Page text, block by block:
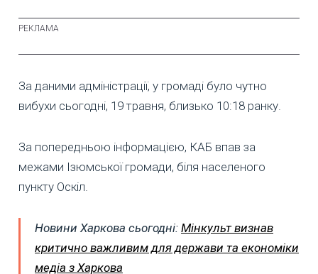
За даними адміністрації, у громаді було чутно
вибухи сьогодні, 19 травня, близько 10:18 ранку.
За попередньою інформацією, КАБ впав за
межами Ізюмської громади, біля населеного
пункту Оскіл.
Новини Харкова сьогодні: Мінкульт визнав
критично важливим для держави та економіки
медіа з Харкова